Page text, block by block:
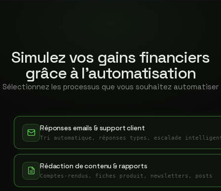
Simulez vos gains financiers
grâce à l'automatisation
Sélectionnez les processus que vous souhaitez automatiser
Réponses emails & support client
Tri automatique, réponses types, escalade
Rédaction de contenu & rapports
Comptes-rendus, fiches produit, newsletters, posts